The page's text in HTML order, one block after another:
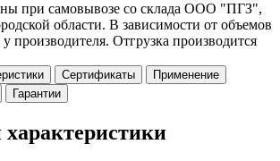
при самовывозе со склада ООО "ПГЗ",
области. В зависимости от объемов
производителя. Отгрузка производится
Сертификаты
Применение
Гарантии